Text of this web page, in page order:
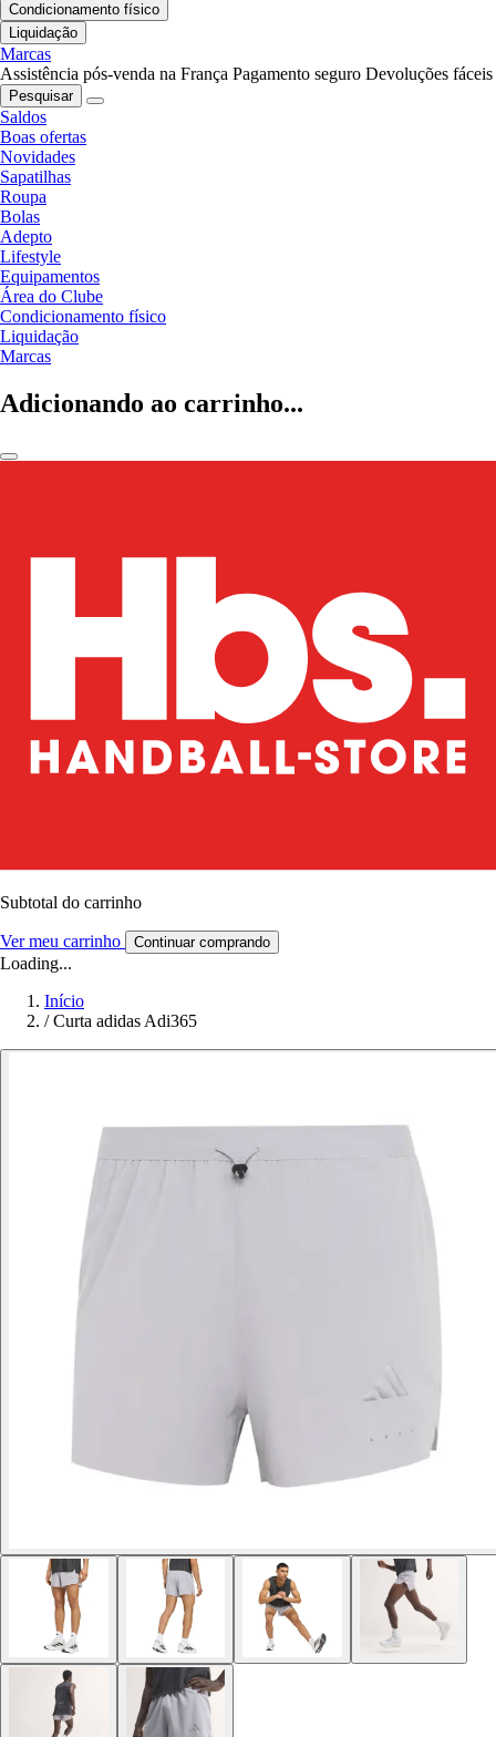
Condicionamento físico
Liquidação
Marcas
Assistência pós-venda na França Pagamento seguro Devoluções fáceis
Pesquisar
Saldos
Boas ofertas
Novidades
Sapatilhas
Roupa
Bolas
Adepto
Lifestyle
Equipamentos
Área do Clube
Condicionamento físico
Liquidação
Marcas
Adicionando ao carrinho...
Subtotal do carrinho
Ver meu carrinho Continuar comprando
Loading...
Início
/ Curta adidas Adi365